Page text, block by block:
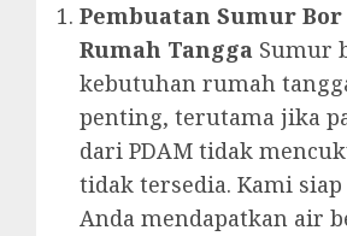
Pembuatan Sumur
Rumah Tangga Sumur
kebutuhan rumah
penting, terutama jika
dari PDAM tidak
tidak tersedia. Kami
Anda mendapatkan air